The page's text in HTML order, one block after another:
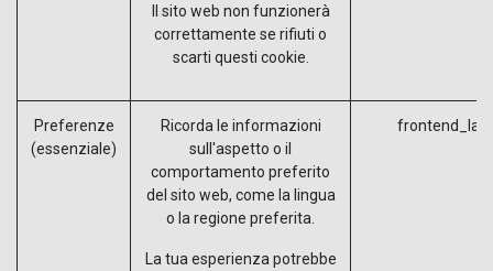
Il sito web non funzionerà
correttamente se rifiuti o
scarti questi cookie.
Preferenze
(essenziale)
Ricorda le informazioni
sull'aspetto o il
comportamento preferito
del sito web, come la lingua
o la regione preferita.
La tua esperienza potrebbe